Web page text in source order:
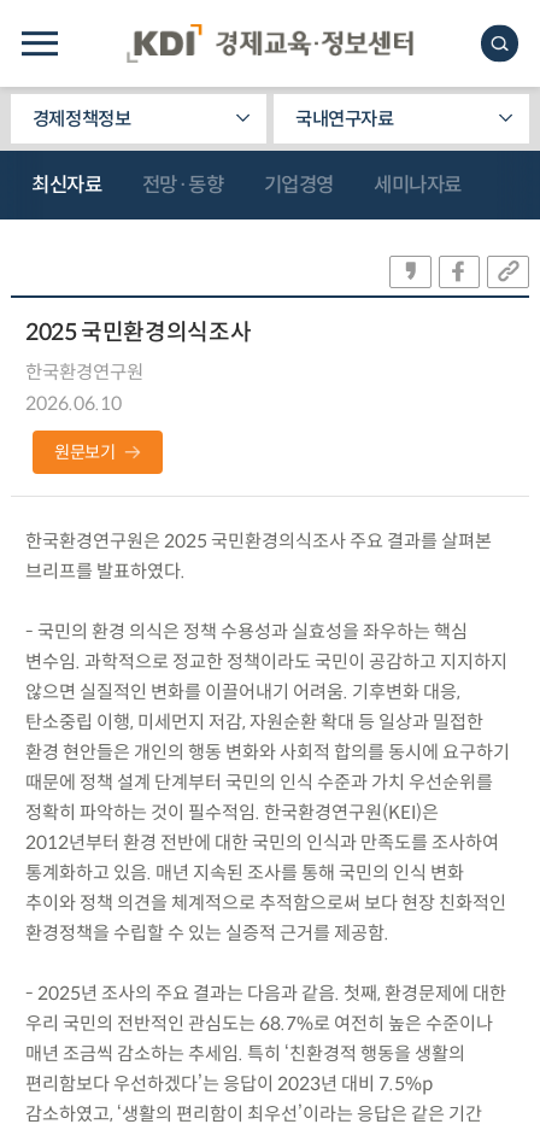
경제정책정보 국내연구자료
최신자료 전망·동향 기업경영 세미나자료
2025 국민환경의식조사
한국환경연구원
2026.06.10
원문보기
한국환경연구원은 2025 국민환경의식조사 주요 결과를 살펴본
브리프를 발표하였다.
- 국민의 환경 의식은 정책 수용성과 실효성을 좌우하는 핵심
변수임. 과학적으로 정교한 정책이라도 국민이 공감하고 지지하지
않으면 실질적인 변화를 이끌어내기 어려움. 기후변화 대응,
탄소중립 이행, 미세먼지 저감, 자원순환 확대 등 일상과 밀접한
환경 현안들은 개인의 행동 변화와 사회적 합의를 동시에 요구하기
때문에 정책 설계 단계부터 국민의 인식 수준과 가치 우선순위를
정확히 파악하는 것이 필수적임. 한국환경연구원(KEI)은
2012년부터 환경 전반에 대한 국민의 인식과 만족도를 조사하여
통계화하고 있음. 매년 지속된 조사를 통해 국민의 인식 변화
추이와 정책 의견을 체계적으로 추적함으로써 보다 현장 친화적인
환경정책을 수립할 수 있는 실증적 근거를 제공함.
- 2025년 조사의 주요 결과는 다음과 같음. 첫째, 환경문제에 대한
우리 국민의 전반적인 관심도는 68.7%로 여전히 높은 수준이나
매년 조금씩 감소하는 추세임. 특히 ‘친환경적 행동을 생활의
편리함보다 우선하겠다’는 응답이 2023년 대비 7.5%p
감소하였고, ‘생활의 편리함이 최우선’이라는 응답은 같은 기간